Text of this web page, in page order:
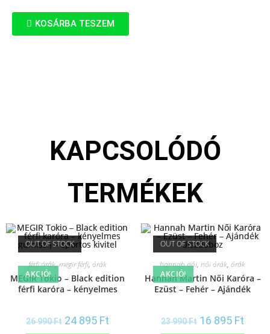
KOSÁRBA TESZEM
KAPCSOLÓDÓ
TERMÉKEK
OUT OF STOCK
AKCIÓ!
férfi órák,megir férfi, órák
MEGIR Tokio – Black edition
férfi karóra – kényelmes
26 990Ft 24 895 Ft
OUT OF STOCK
AKCIÓ!
hannah női, női órák, órák
Hannah Martin Női Karóra –
Ezüst – Fehér – Ajándék
23 990Ft 16 895 Ft